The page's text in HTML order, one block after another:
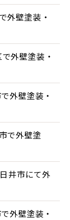
外壁塗装・
外壁塗装・
外壁塗装・
で外壁塗
井市にて外
外壁塗装・